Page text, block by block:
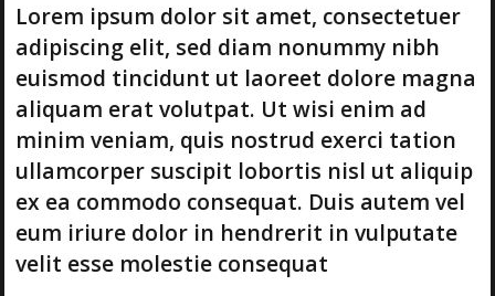
Lorem ipsum dolor sit amet, consectetuer
adipiscing elit, sed diam nonummy nibh
euismod tincidunt ut laoreet dolore magna
aliquam erat volutpat. Ut wisi enim ad
minim veniam, quis nostrud exerci tation
ullamcorper suscipit lobortis nisl ut aliquip
ex ea commodo consequat. Duis autem vel
eum iriure dolor in hendrerit in vulputate
velit esse molestie consequat